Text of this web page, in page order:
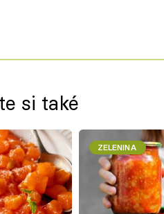
si také
ZELENINA